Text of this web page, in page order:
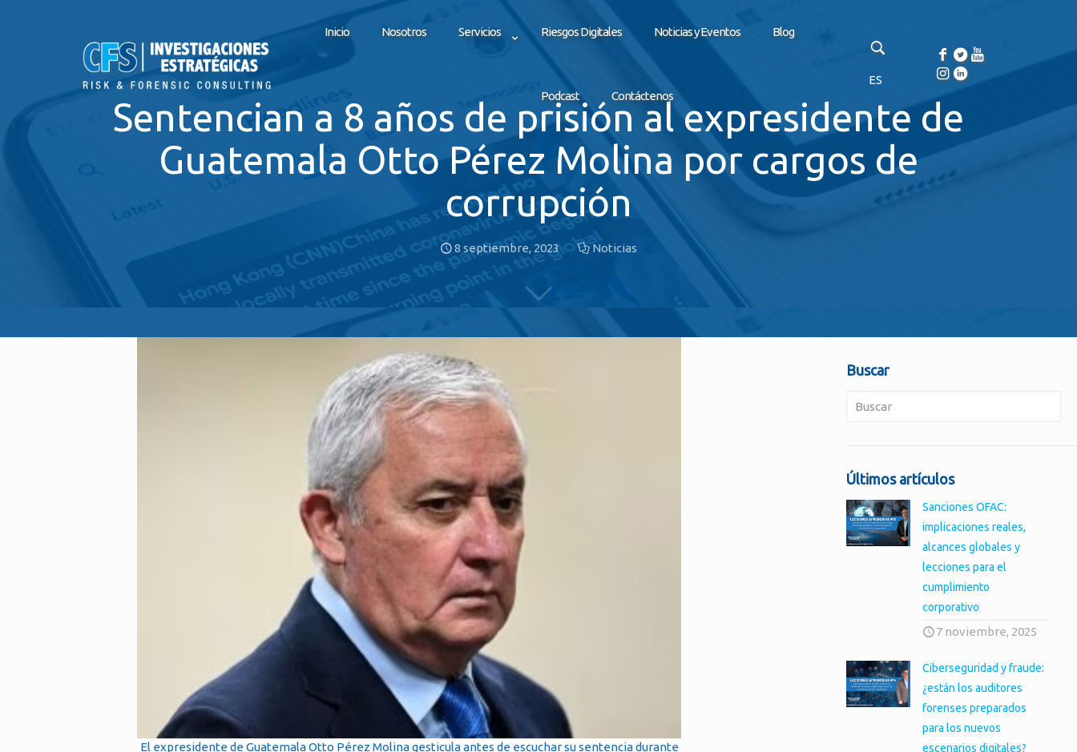
Inicio Nosotros Servicios Riesgos Digitales Noticias y Eventos Blog
Podcast Contáctenos
ES
Sentencian a 8 años de prisión al expresidente de
Guatemala Otto Pérez Molina por cargos de
corrupción
8 septiembre, 2023 Noticias
El expresidente de Guatemala Otto Pérez Molina gesticula antes de escuchar su sentencia durante
Buscar
Últimos artículos
Sanciones OFAC:
implicaciones reales,
alcances globales y
lecciones para el
cumplimiento
corporativo
7 noviembre, 2025
Ciberseguridad y fraude:
¿están los auditores
forenses preparados
para los nuevos
escenarios digitales?